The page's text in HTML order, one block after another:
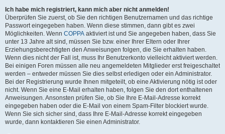
Ich habe mich registriert, kann mich aber nicht anmelden!
Überprüfen Sie zuerst, ob Sie den richtigen Benutzernamen und das richtige
Passwort eingegeben haben. Wenn diese stimmen, dann gibt es zwei
Möglichkeiten. Wenn COPPA aktiviert ist und Sie angegeben haben, dass Sie
unter 13 Jahre alt sind, müssen Sie bzw. einer Ihrer Eltern oder Ihrer
Erziehungsberechtigten den Anweisungen folgen, die Sie erhalten haben.
Wenn dies nicht der Fall ist, muss Ihr Benutzerkonto vielleicht aktiviert werden.
Bei einigen Foren müssen alle neu angemeldeten Mitglieder erst freigeschaltet
werden – entweder müssen Sie dies selbst erledigen oder ein Administrator.
Bei der Registrierung wurde Ihnen mitgeteilt, ob eine Aktivierung nötig ist oder
nicht. Wenn Sie eine E-Mail erhalten haben, folgen Sie den dort enthaltenen
Anweisungen. Ansonsten prüfen Sie, ob Sie Ihre E-Mail-Adresse korrekt
eingegeben haben oder die E-Mail von einem Spam-Filter blockiert wurde.
Wenn Sie sich sicher sind, dass Ihre E-Mail-Adresse korrekt eingegeben
wurde, dann kontaktieren Sie einen Administrator.